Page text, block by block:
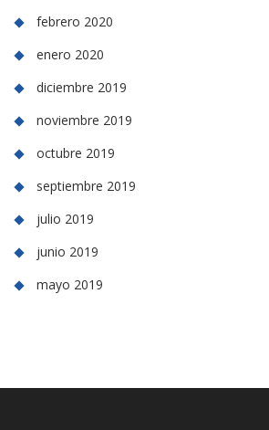
febrero 2020
enero 2020
diciembre 2019
noviembre 2019
octubre 2019
septiembre 2019
julio 2019
junio 2019
mayo 2019